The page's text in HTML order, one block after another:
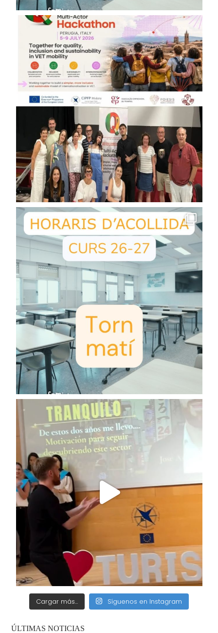
Cargar más... Síguenos en Instagram
ÚLTIMAS NOTICIAS